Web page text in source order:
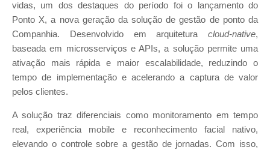
vidas, um dos destaques do período foi o lançamento do
Ponto X, a nova geração da solução de gestão de ponto da
Companhia. Desenvolvido em arquitetura cloud-native,
baseada em microsserviços e APIs, a solução permite uma
ativação mais rápida e maior escalabilidade, reduzindo o
tempo de implementação e acelerando a captura de valor
pelos clientes.
A solução traz diferenciais como monitoramento em tempo
real, experiência mobile e reconhecimento facial nativo,
elevando o controle sobre a gestão de jornadas. Com isso,